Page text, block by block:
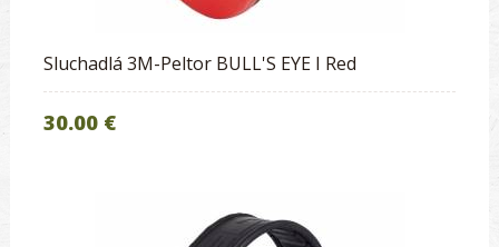
Sluchadlá 3M-Peltor BULL'S EYE I Red
30.00 €